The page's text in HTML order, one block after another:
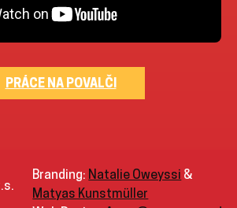
PRÁCE NA POVALČI
Branding: Natalie Oweyssi &
Matyas Kunstmüller